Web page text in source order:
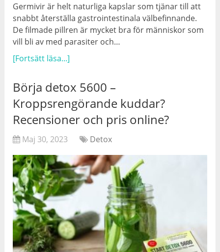
Germivir är helt naturliga kapslar som tjänar till att
snabbt återställa gastrointestinala välbefinnande.
De filmade pillren är mycket bra för människor som
vill bli av med parasiter och…
[Fortsätt läsa...]
Börja detox 5600 –
Kroppsrengörande kuddar?
Recensioner och pris online?
Maj 30, 2023 Detox